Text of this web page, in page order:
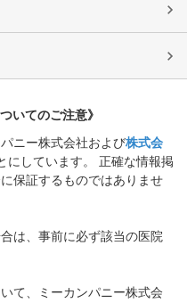
いてのご注意》
ニー株式会社および株式会
にしています。 正確な情報掲
保証するものではありませ
は、事前に必ず該当の医院
て、ミーカンパニー株式会